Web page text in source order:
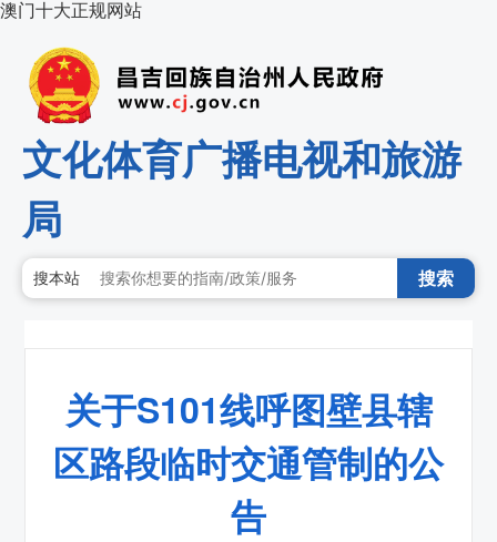
澳门十大正规网站
文化体育广播电视和旅游
局
搜本站 搜索
关于S101线呼图壁县辖
区路段临时交通管制的公
告